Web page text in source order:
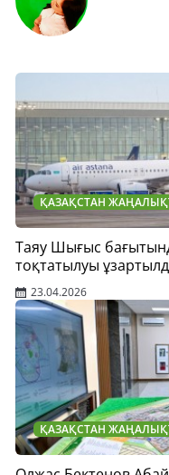
ҚАЗАҚСТАН
Таяу Шығыс
тоқтатылуы
23.04.2026
ҚАЗАҚСТАН